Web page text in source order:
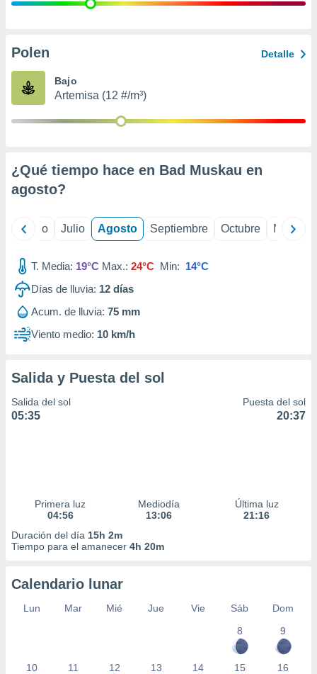
e
publicidad
Polen Detalle
Bajo
Artemisa (12 #/m³)
¿Qué tiempo hace en Bad Muskau en
agosto?
Junio Julio Agosto Septiembre Octubre
T. Media: 19°C Max.: 24°C Min: 14°C
Días de lluvia: 12 días
Acum. de lluvia: 75 mm
Viento medio: 10 km/h
Salida y Puesta del sol
Salida del sol
05:35
Puesta del sol
20:37
Primera luz
04:56
Mediodía
13:06
Última luz
21:16
Duración del día 15h 2m
Tiempo para el amanecer 4h 20m
Calendario lunar
Lun Mar Mié Jue Vie Sáb
Dom
8
9
10 11 12 13 14 15 16